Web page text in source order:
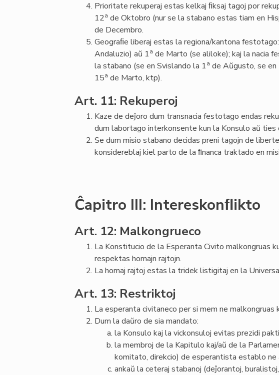
Prioritate rekuperaj estas kelkaj ﬁksaj tagoj por
12a de Oktobro (nur se la stabano estas tiam en
de Decembro.
Geograﬁe liberaj estas la regiona/kantona
Andaluzio) aŭ 1a de Marto (se aliloke); kaj la nacia
la stabano (se en Svislando la 1a de Aŭgusto, se en
15a de Marto, ktp).
Art. 11: Rekuperoj
Kaze de deĵoro dum transnacia festotago endas
dum labortago interkonsente kun la Konsulo aŭ
Se dum misio stabano decidas preni tagojn de
konsidereblaj kiel parto de la ﬁnanca traktado en
Ĉapitro III: Intereskonﬂikto
Art. 12: Malkongrueco
La Konstitucio de la Esperanta Civito malkongruas
respektas homajn rajtojn.
La homaj rajtoj estas la tridek listigitaj en la
Art. 13: Restriktoj
La esperanta civitaneco per si mem ne
Dum la daŭro de sia mandato:
la Konsulo kaj la vickonsuloj evitas prezidi
la membroj de la Kapitulo kaj/aŭ de la
komitato, direkcio) de esperantista establo
ankaŭ la ceteraj stabanoj (deĵorantoj,